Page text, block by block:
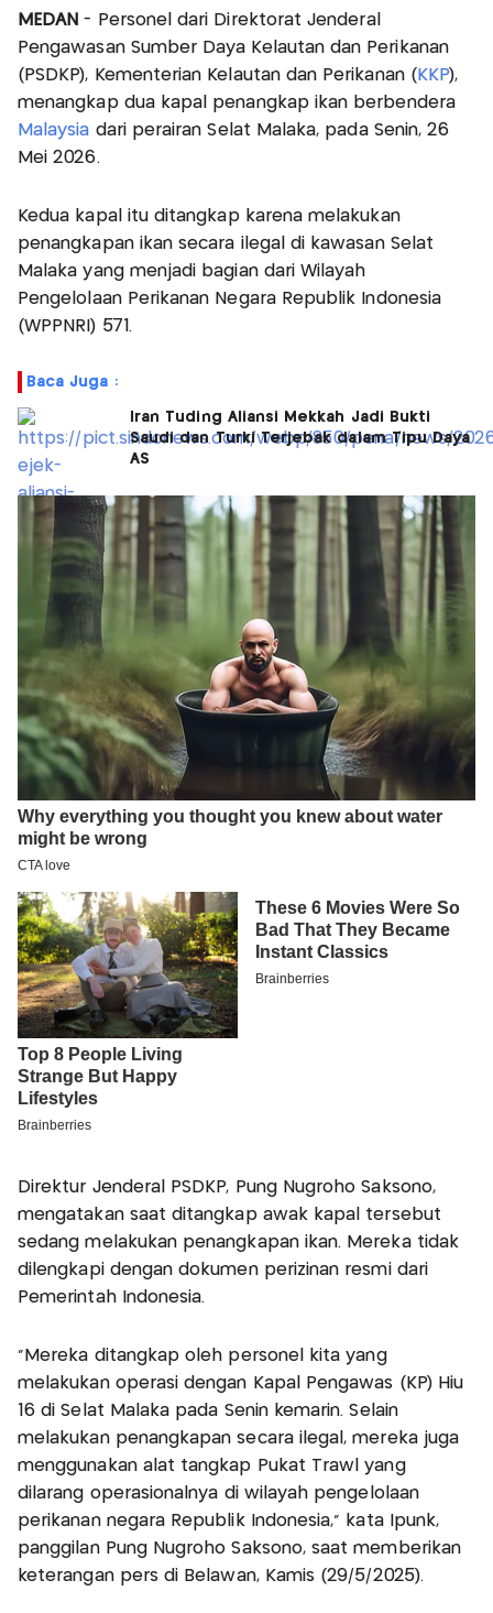
MEDAN- Personel dari Direktorat Jenderal
Pengawasan Sumber Daya Kelautan dan Perikanan
(PSDKP), Kementerian Kelautan dan Perikanan ( KKP),
menangkap dua kapal penangkap ikan berbendera
Malaysia dari perairan Selat Malaka, pada Senin, 26
Mei 2026.
Kedua kapal itu ditangkap karena melakukan
penangkapan ikan secara ilegal di kawasan Selat
Malaka yang menjadi bagian dari Wilayah
Pengelolaan Perikanan Negara Republik Indonesia
(WPPNRI) 571.
Baca Juga :
Iran Tuding Aliansi Mekkah Jadi Bukti
Saudi dan Turki Terjebak dalam Tipu Daya
AS
Direktur Jenderal PSDKP, Pung Nugroho Saksono,
mengatakan saat ditangkap awak kapal tersebut
sedang melakukan penangkapan ikan. Mereka tidak
dilengkapi dengan dokumen perizinan resmi dari
Pemerintah Indonesia.
"Mereka ditangkap oleh personel kita yang
melakukan operasi dengan Kapal Pengawas (KP) Hiu
16 di Selat Malaka pada Senin kemarin. Selain
melakukan penangkapan secara ilegal, mereka juga
menggunakan alat tangkap Pukat Trawl yang
dilarang operasionalnya di wilayah pengelolaan
perikanan negara Republik Indonesia," kata Ipunk,
panggilan Pung Nugroho Saksono, saat memberikan
keterangan pers di Belawan, Kamis (29/5/2025).